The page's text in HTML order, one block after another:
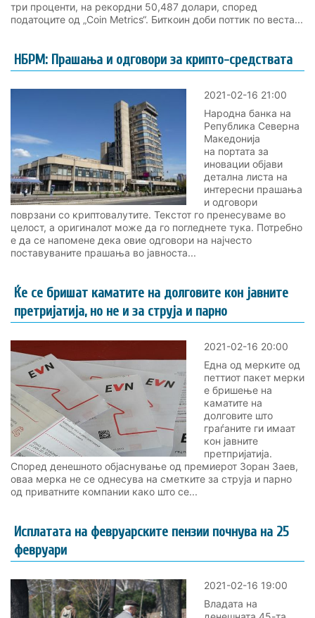
три проценти, на рекордни 50,487 долари, според
податоците од „Coin Metrics“. Биткоин доби поттик по веста...
НБРМ: Прашања и одговори за крипто-средствата
2021-02-16 21:00
Народна банка на
Република Северна
Македонија
на портата за
иновации објави
детална листа на
интересни прашања
и одговори
поврзани со криптовалутите. Текстот го пренесуваме во
целост, а оригиналот може да го погледнете тука. Потребно
е да се напомене дека овие одговори на најчесто
поставуваните прашања во јавноста...
Ќе се бришат каматите на долговите кон јавните
претријатија, но не и за струја и парно
2021-02-16 20:00
Една од мерките од
петтиот пакет мерки
е бришење на
каматите на
долговите што
граѓаните ги имаат
кон јавните
претпријатија.
Според денешното објаснување од премиерот Зоран Заев,
оваа мерка не се однесува на сметките за струја и парно
од приватните компании како што се...
Исплатата на февруарските пензии почнува на 25
февруари
2021-02-16 19:00
Владата на